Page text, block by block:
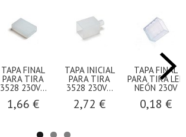
TAPA FINAL
PARA TIRA
3528 230V...
1,66 €
TAPA INICIAL
PARA TIRA
3528 230V...
2,72 €
TAPA FINAL
PARA TIRA LED
NEÓN 230V
0,18 €